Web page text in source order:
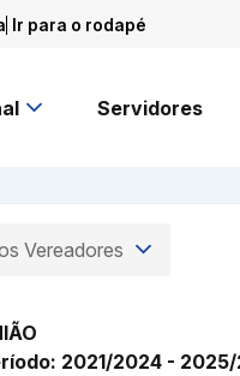
Ir para o rodapé
Servidores
Vereadores
2021/2024 -